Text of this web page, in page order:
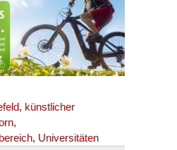
, künstlicher
,
, Universitäten